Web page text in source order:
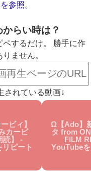
参照。
らい時は？
するだけ。 勝手に作
ません。
されている動画↓
ビィ】
カービ
読】 -
ピート
Ω【Ado】
タ from
FILM
YouTube